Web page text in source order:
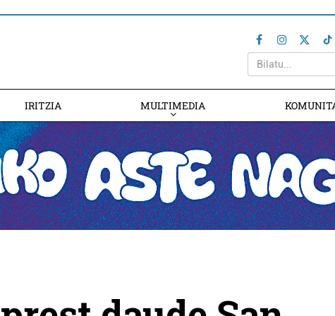
IRITZIA MULTIMEDIA